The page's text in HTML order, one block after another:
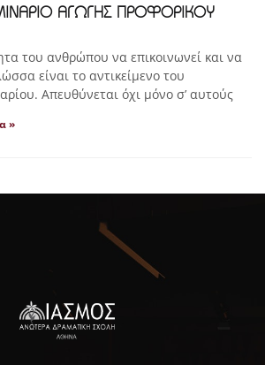
ΑΓΩΓΗΣ ΠΡΟΦΟΡΙΚΟΥ
του ανθρώπου να επικοινωνεί και να
είναι το αντικείμενο του
Απευθύνεται όχι μόνο σ’ αυτούς
»